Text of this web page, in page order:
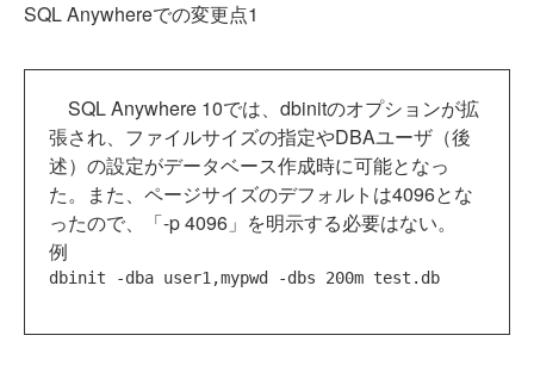
SQL Anywhereでの変更点1
SQL Anywhere 10では、dbinitのオプションが拡
張され、ファイルサイズの指定やDBAユーザ（後
述）の設定がデータベース作成時に可能となっ
た。また、ページサイズのデフォルトは4096とな
ったので、「-p 4096」を明示する必要はない。
例